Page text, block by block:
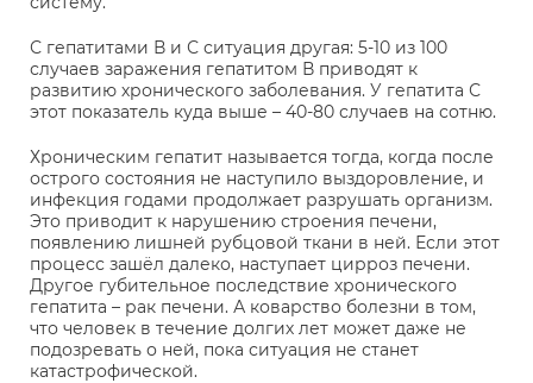
С гепатитами В и С ситуация другая: 5-10 из 100
случаев заражения гепатитом В приводят к
развитию хронического заболевания. У гепатита С
этот показатель куда выше – 40-80 случаев на сотню.
Хроническим гепатит называется тогда, когда после
острого состояния не наступило выздоровление, и
инфекция годами продолжает разрушать организм.
Это приводит к нарушению строения печени,
появлению лишней рубцовой ткани в ней. Если этот
процесс зашёл далеко, наступает цирроз печени.
Другое губительное последствие хронического
гепатита – рак печени. А коварство болезни в том,
что человек в течение долгих лет может даже не
подозревать о ней, пока ситуация не станет
катастрофической.